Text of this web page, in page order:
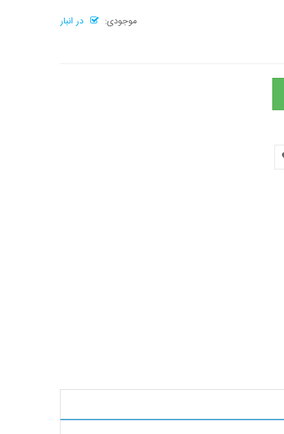
موجودی: در انبار